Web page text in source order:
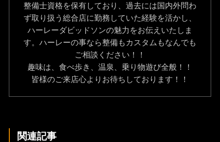
整備士資格を保有しており、過去には国内外問わ
ず取り扱う総合店に勤務していた経験を活かし、
ハーレーダビッドソンの魅力をお伝えいたしま
す。ハーレーの事なら整備もカスタムもなんでも
ご相談ください！！
趣味は、食べ歩き、温泉、乗り物遊び全般！！
皆様のご来店心よりお待ちしております！！
関連記事